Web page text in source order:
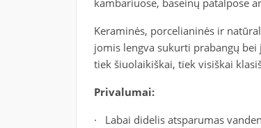
Keraminės, porcelianinės ir
jomis lengva sukurti prabangų
tiek šiuolaikiškai, tiek visiškai
Privalumai:
· Labai didelis atsparumas